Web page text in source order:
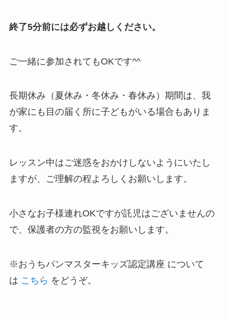
終了5分前には必ずお越しください。
ご一緒に参加されてもOKです^^
長期休み（夏休み・冬休み・春休み）期間は、我
が家にも目の届く所に子どもがいる場合もありま
す。
レッスン中はご迷惑をおかけしないようにいたし
ますが、
ご理解の程よろしくお願いします。
小さなお子様連れOKですが託児はございませんの
で、保護者の方の監視をお願いします。
※おうちパンマスターキッズ認定講座 について
は こちら をどうぞ。